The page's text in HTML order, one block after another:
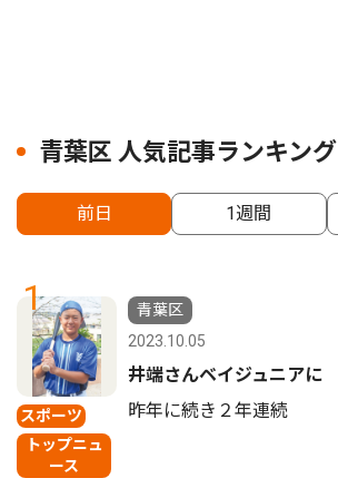
青葉区 人気記事ランキング
前日 1週間
1
スポーツ
トップニュ
ース
青葉区
2023.10.05
井端さんベイジュニアに
昨年に続き２年連続